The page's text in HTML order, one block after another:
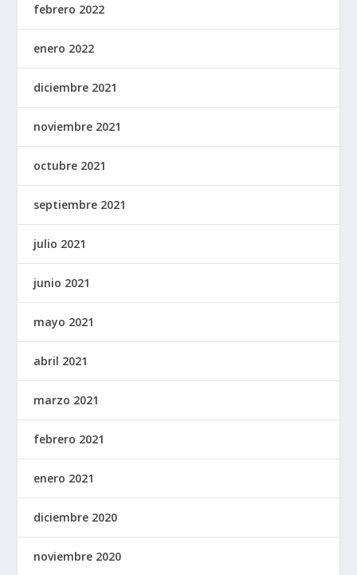
febrero 2022
enero 2022
diciembre 2021
noviembre 2021
octubre 2021
septiembre 2021
julio 2021
junio 2021
mayo 2021
abril 2021
marzo 2021
febrero 2021
enero 2021
diciembre 2020
noviembre 2020